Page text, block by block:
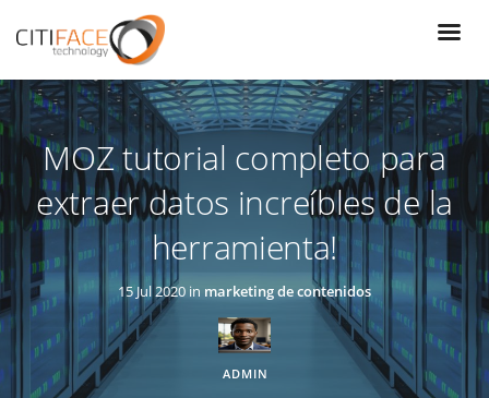
contenido
principal
MOZ tutorial completo para
extraer datos increíbles de la
herramienta!
15 Jul 2020 in marketing de contenidos
ADMIN